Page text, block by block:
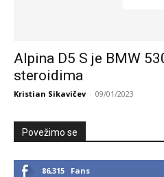
Alpina D5 S je BMW
steroidima
Kristian Sikavičev - 09/01/2023
Povežimo se
86,315 Fans